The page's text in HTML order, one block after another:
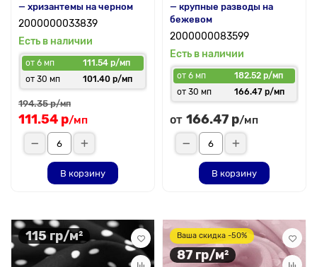
— хризантемы на черном
2000000033839
Есть в наличии
от 6 мп
111.54 р/мп
от 30 мп
101.40 р/мп
194.35 р/мп
111.54 р/мп
В корзину
— крупные разводы на
бежевом
2000000083599
Есть в наличии
от 6 мп
182.52 р/мп
от 30 мп
166.47 р/мп
от 166.47 р/мп
В корзину
115 гр/м² Ваша скидка -50%
87 гр/м²